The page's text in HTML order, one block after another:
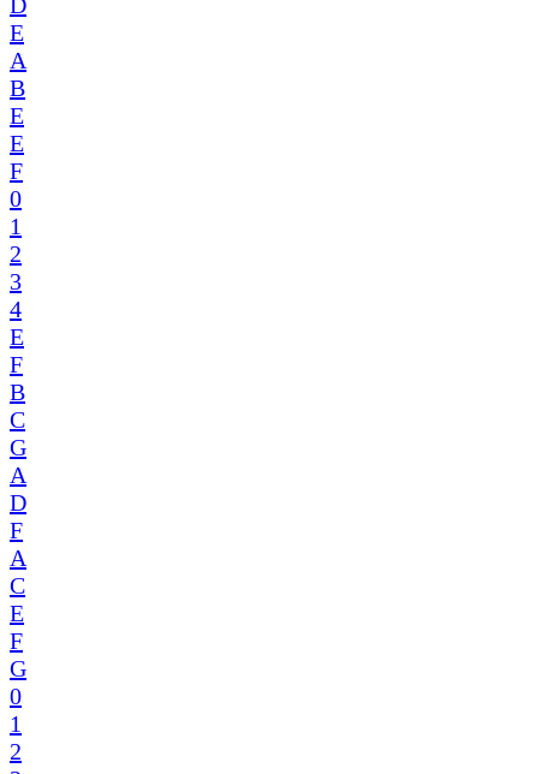
E
A
B
E
E
F
0
1
2
3
4
E
F
B
C
G
A
D
F
A
C
E
F
G
0
1
2